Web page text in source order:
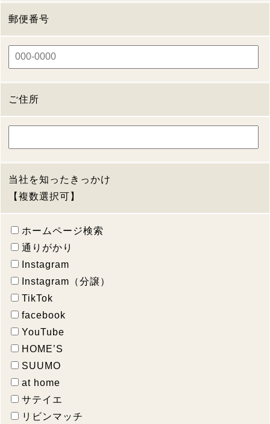
郵便番号
ご住所
当社を知ったきっかけ
【複数選択可】
ホームページ検索
通りがかり
Instagram
Instagram（分譲）
TikTok
facebook
YouTube
HOME’S
SUUMO
at home
サテイエ
リビンマッチ